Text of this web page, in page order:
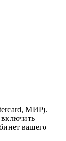
МИР).
вашего